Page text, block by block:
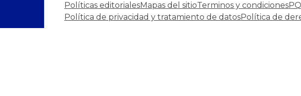
Políticas editorialesMapas del sitioTerminos y condiciones
Política de privacidad y tratamiento de datosPolítica de